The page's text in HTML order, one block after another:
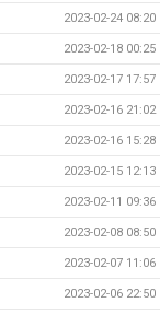
2023-02-24 08:20
2023-02-18 00:25
2023-02-17 17:57
2023-02-16 21:02
2023-02-16 15:28
2023-02-15 12:13
2023-02-11 09:36
2023-02-08 08:50
2023-02-07 11:06
2023-02-06 22:50